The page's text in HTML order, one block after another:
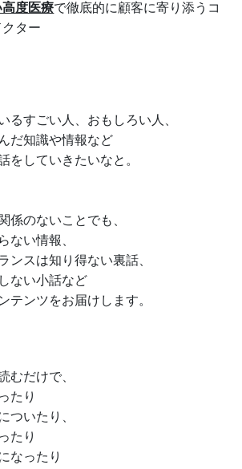
度医療で徹底的に顧客に寄り添うコ
ター
るすごい人、おもしろい人、
だ知識や情報など
をしていきたいなと。
係のないことでも、
ない情報、
ンスは知り得ない裏話、
ない小話など
テンツをお届けします。
むだけで、
たり
ついたり、
たり
なったり